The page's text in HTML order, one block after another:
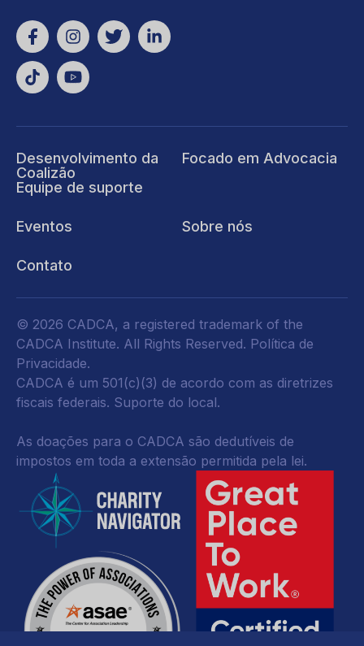
Desenvolvimento da
Coalizão
Equipe de suporte
Focado em Advocacia
Eventos Sobre nós
Contato
© 2026 CADCA, a registered trademark of the
CADCA Institute. All Rights Reserved. Política de
Privacidade.
CADCA é um 501(c)(3) de acordo com as diretrizes
fiscais federais. Suporte do local.
As doações para o CADCA são dedutíveis de
impostos em toda a extensão permitida pela lei.